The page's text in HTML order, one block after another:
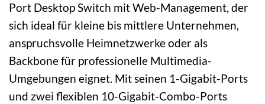
Port Desktop Switch mit Web-Management, der
sich ideal für kleine bis mittlere Unternehmen,
anspruchsvolle Heimnetzwerke oder als
Backbone für professionelle Multimedia-
Umgebungen eignet. Mit seinen 1-Gigabit-Ports
und zwei flexiblen 10-Gigabit-Combo-Ports